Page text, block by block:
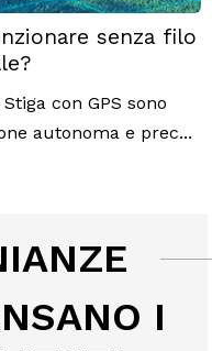
senza filo
con GPS sono
autonoma e prec...
I